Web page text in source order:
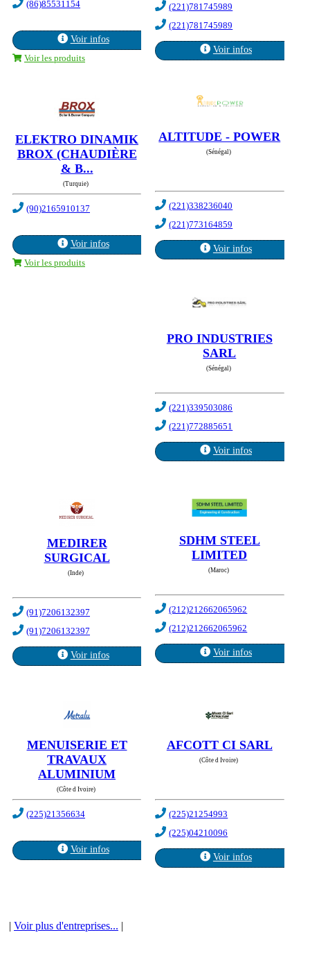
(86)85531154
Voir infos
Voir les produits
(221)781745989
(221)781745989
Voir infos
ELEKTRO DINAMIK
BROX (CHAUDIÈRE
& B...
(Turquie)
(90)2165910137
Voir infos
Voir les produits
ALTITUDE - POWER
(Sénégal)
(221)338236040
(221)773164859
Voir infos
PRO INDUSTRIES
SARL
(Sénégal)
(221)339503086
(221)772885651
Voir infos
MEDIRER
SURGICAL
(Inde)
(91)7206132397
(91)7206132397
Voir infos
SDHM STEEL
LIMITED
(Maroc)
(212)212662065962
(212)212662065962
Voir infos
MENUISERIE ET
TRAVAUX
ALUMINIUM
(Côte d Ivoire)
(225)21356634
Voir infos
AFCOTT CI SARL
(Côte d Ivoire)
(225)21254993
(225)04210096
Voir infos
Voir plus d'entreprises...